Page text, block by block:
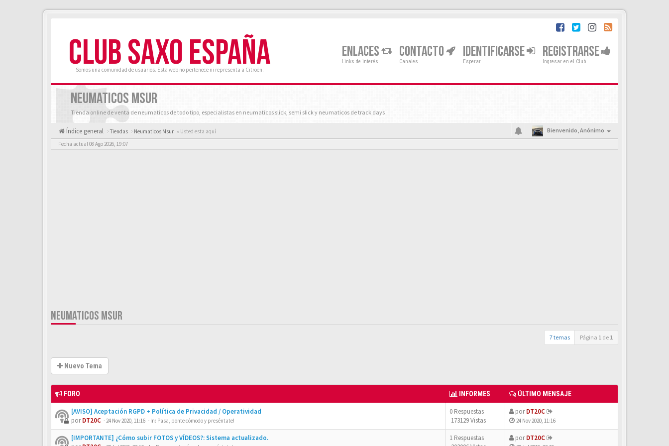
CLUB SAXO ESPAÑA
Somos una comunidad de usuarios. Esta web no pertenece ni representa a Citroën.
ENLACES
Links de interés
CONTACTO
Canales
IDENTIFICARSE
Esperar
REGISTRARSE
Ingresar en el Club
NEUMATICOS MSUR
Tienda online de venta de neumaticos de todo tipo, especialistas en neumaticos slick, semi slick y neumaticos de track days
Índice general Tiendas Neumaticos Msur « Usted esta aquí Bienvenido,Anónimo
Fecha actual 08 Ago 2026, 19:07
NEUMATICOS MSUR
7 temas Página 1 de 1
Nuevo Tema
FORO INFORMES ÚLTIMO MENSAJE
[AVISO] Aceptación RGPD + Política de Privacidad / Operatividad
porDT20C -24 Nov 2020, 11:16 - In: Pasa, ponte cómodo y preséntate!
0 Respuestas
173129 Vistas
porDT20C
24 Nov 2020, 11:16
[IMPORTANTE] ¿Cómo subir FOTOS y VÍDEOS?: Sistema actualizado.
1 Respuestas
porDT20C